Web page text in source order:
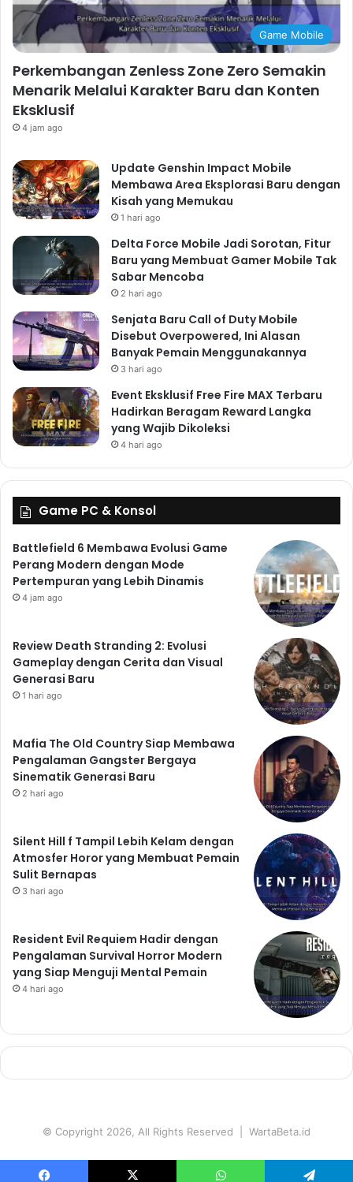
Game Mobile
Perkembangan Zenless Zone Zero Semakin
Menarik Melalui Karakter Baru dan Konten
Eksklusif
4 jam ago
Update Genshin Impact Mobile
Membawa Area Eksplorasi Baru dengan
Kisah yang Memukau
1 hari ago
Delta Force Mobile Jadi Sorotan, Fitur
Baru yang Membuat Gamer Mobile Tak
Sabar Mencoba
2 hari ago
Senjata Baru Call of Duty Mobile
Disebut Overpowered, Ini Alasan
Banyak Pemain Menggunakannya
3 hari ago
Event Eksklusif Free Fire MAX Terbaru
Hadirkan Beragam Reward Langka
yang Wajib Dikoleksi
4 hari ago
Game PC & Konsol
Battlefield 6 Membawa Evolusi Game
Perang Modern dengan Mode
Pertempuran yang Lebih Dinamis
4 jam ago
Review Death Stranding 2: Evolusi
Gameplay dengan Cerita dan Visual
Generasi Baru
1 hari ago
Mafia The Old Country Siap Membawa
Pengalaman Gangster Bergaya
Sinematik Generasi Baru
2 hari ago
Silent Hill f Tampil Lebih Kelam dengan
Atmosfer Horor yang Membuat Pemain
Sulit Bernapas
3 hari ago
Resident Evil Requiem Hadir dengan
Pengalaman Survival Horror Modern
yang Siap Menguji Mental Pemain
4 hari ago
© Copyright 2026, All Rights Reserved | WartaBeta.id